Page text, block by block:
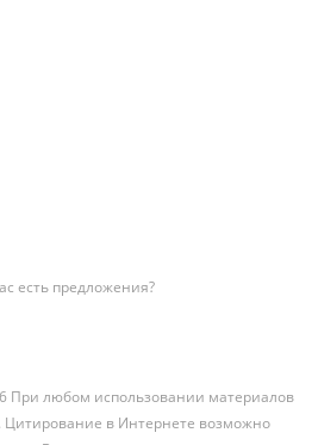
есть предложения?
любом использовании материалов
Цитирование в Интернете возможно